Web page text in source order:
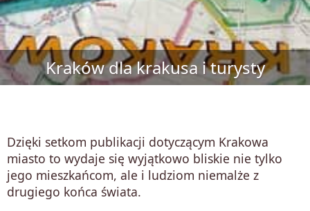
Kraków dla krakusa i turysty
Dzięki setkom publikacji dotyczącym Krakowa
miasto to wydaje się wyjątkowo bliskie nie tylko
jego mieszkańcom, ale i ludziom niemalże z
drugiego końca świata.